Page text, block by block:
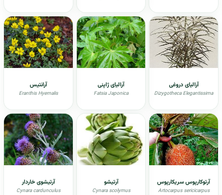
آرالیای دروغی
Dizygotheca Elegantissima
آرالیای ژاپنی
Fatsia Japonica
آرانتیس
Eranthis Hyemalis
آرتوکارپوس سریکارپوس
Artocarpus sericicarpus
آرتیشو
Cynara scolymus
آرتیشوی خاردار
Cynara cardunculus